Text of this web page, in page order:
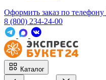
Оформить заказ по телефону
8 (800) 234-24-00
Каталог